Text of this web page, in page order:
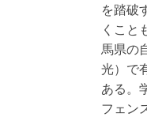
を踏破
くこと
馬県の
光）で
ある。
フェン